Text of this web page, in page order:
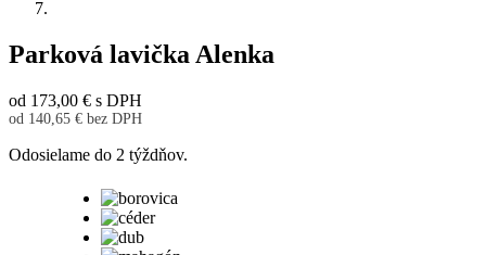
Parková lavička Alenka
od 173,00 € s DPH
od 140,65 € bez DPH
Odosielame do 2 týždňov.